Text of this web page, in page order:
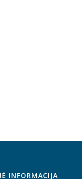
INFORMACIJA